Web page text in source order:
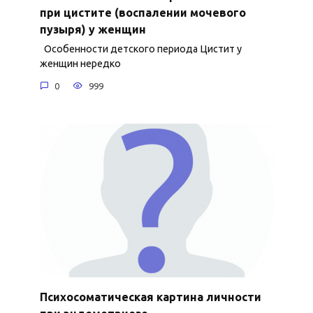
при цистите (воспалении мочевого
пузыря) у женщин
Особенности детского периода Цистит у
женщин нередко
0 999
Психосоматическая картина личности